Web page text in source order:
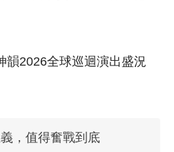
韻2026全球巡迴演出盛況
，值得奮戰到底